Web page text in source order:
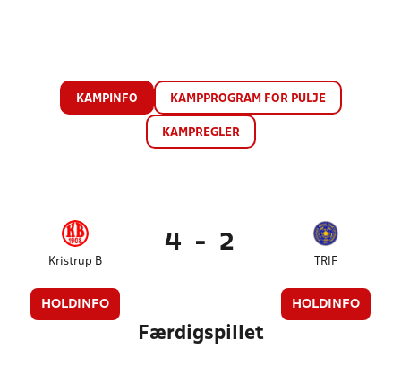
KAMPINFO KAMPPROGRAM FOR PULJE
KAMPREGLER
Kristrup B
HOLDINFO
4 - 2
TRIF
HOLDINFO
Færdigspillet